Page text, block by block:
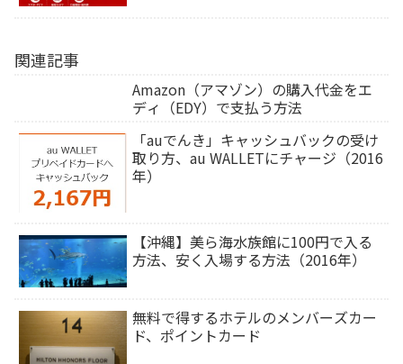
関連記事
Amazon（アマゾン）の購入代金をエ
ディ（EDY）で支払う方法
「auでんき」キャッシュバックの受け
取り方、au WALLETにチャージ（2016
年）
【沖縄】美ら海水族館に100円で入る
方法、安く入場する方法（2016年）
無料で得するホテルのメンバーズカー
ド、ポイントカード